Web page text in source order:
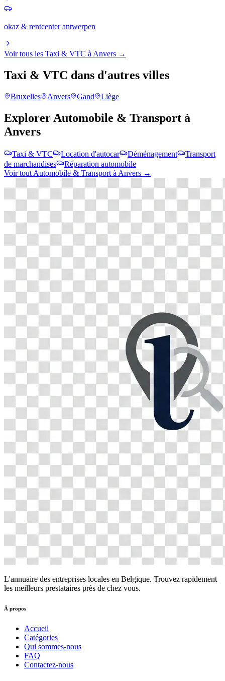
okaz & rentcenter antwerpen
Voir tous les Taxi & VTC à Anvers →
Taxi & VTC dans d'autres villes
Bruxelles Anvers Gand Liège
Explorer Automobile & Transport à
Anvers
Taxi & VTC Location d'autocar Déménagement
Transport
de marchandises
Réparation automobile
Voir tout Automobile & Transport à Anvers →
L'annuaire des entreprises locales en Belgique. Trouvez rapidement
les meilleurs prestataires près de chez vous.
À propos
Accueil
Catégories
Qui sommes-nous
FAQ
Contactez-nous